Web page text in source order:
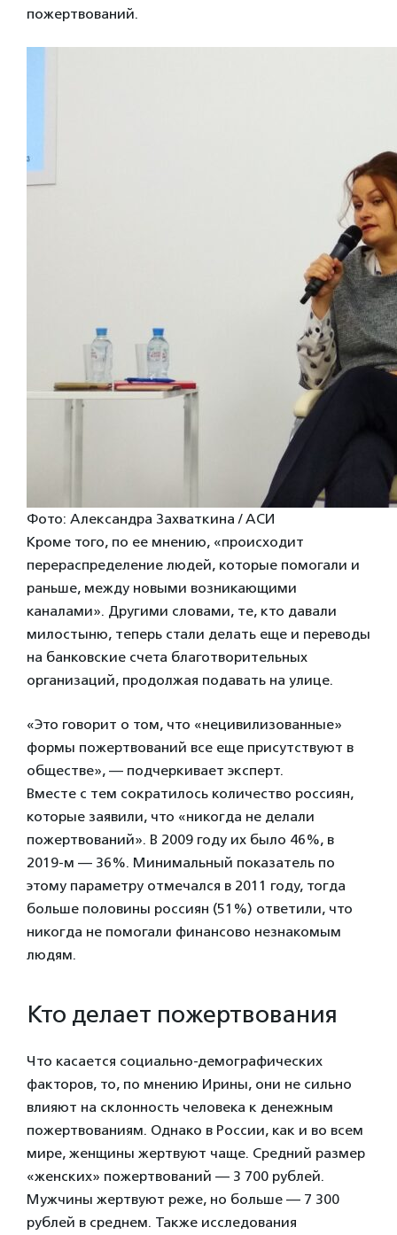
пожертвований.
Фото: Александра Захваткина / АСИ
Кроме того, по ее мнению, «происходит
перераспределение людей, которые помогали и
раньше, между новыми возникающими
каналами». Другими словами, те, кто давали
милостыню, теперь стали делать еще и переводы
на банковские счета благотворительных
организаций, продолжая подавать на улице.
«Это говорит о том, что «нецивилизованные»
формы пожертвований все еще присутствуют в
обществе», — подчеркивает эксперт.
Вместе с тем сократилось количество россиян,
которые заявили, что «никогда не делали
пожертвований». В 2009 году их было 46%, в
2019-м — 36%. Минимальный показатель по
этому параметру отмечался в 2011 году, тогда
больше половины россиян (51%) ответили, что
никогда не помогали финансово незнакомым
людям.
Кто делает пожертвования
Что касается социально-демографических
факторов, то, по мнению Ирины, они не сильно
влияют на склонность человека к денежным
пожертвованиям. Однако в России, как и во всем
мире, женщины жертвуют чаще. Средний размер
«женских» пожертвований — 3 700 рублей.
Мужчины жертвуют реже, но больше — 7 300
рублей в среднем. Также исследования